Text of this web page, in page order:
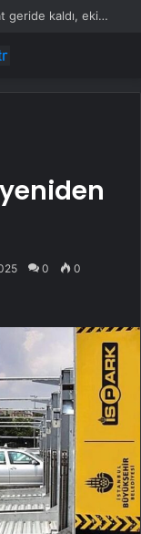
Aydın Çine’deki orman yangınında 7 saat geride kaldı, ekiplerin müdahalesi sürüyor
0 0